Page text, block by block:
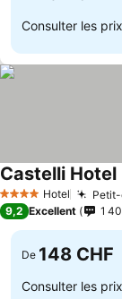
Consulter les
4 Étoiles Hotel
Castelli Hotel
9,2 Excellent 1
De 148 CHF
Consulter les